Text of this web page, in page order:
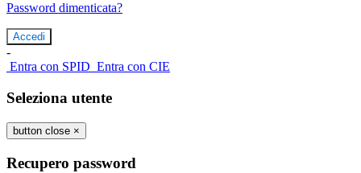
Password dimenticata?
-
Entra con SPID Entra con CIE
Seleziona utente
button close ×
Recupero password